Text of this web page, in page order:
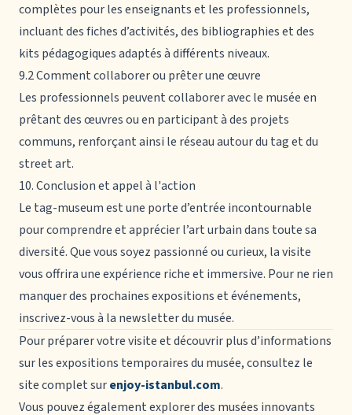
complètes pour les enseignants et les professionnels,
incluant des fiches d’activités, des bibliographies et des
kits pédagogiques adaptés à différents niveaux.
9.2 Comment collaborer ou prêter une œuvre
Les professionnels peuvent collaborer avec le musée en
prêtant des œuvres ou en participant à des projets
communs, renforçant ainsi le réseau autour du tag et du
street art.
10. Conclusion et appel à l'action
Le tag-museumest une porte d’entrée incontournable
pour comprendre et apprécier l’art urbain dans toute sa
diversité. Que vous soyez passionné ou curieux, la visite
vous offrira une expérience riche et immersive. Pour ne rien
manquer des prochaines expositions et événements,
inscrivez-vous à la newsletter du musée.
Pour préparer votre visite et découvrir plus d’informations
sur les expositions temporaires du musée, consultez le
site complet surenjoy-istanbul.com.
Vous pouvez également explorer des musées innovants